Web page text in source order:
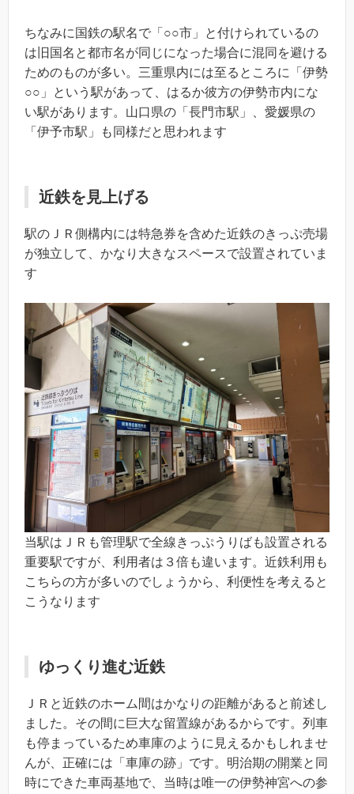
ちなみに国鉄の駅名で「○○市」と付けられているの
は旧国名と都市名が同じになった場合に混同を避ける
ためのものが多い。三重県内には至るところに「伊勢
○○」という駅があって、はるか彼方の伊勢市内にな
い駅があります。山口県の「長門市駅」、愛媛県の
「伊予市駅」も同様だと思われます
近鉄を見上げる
駅のＪＲ側構内には特急券を含めた近鉄のきっぷ売場
が独立して、かなり大きなスペースで設置されていま
す
当駅はＪＲも管理駅で全線きっぷうりばも設置される
重要駅ですが、利用者は３倍も違います。近鉄利用も
こちらの方が多いのでしょうから、利便性を考えると
こうなります
ゆっくり進む近鉄
ＪＲと近鉄のホーム間はかなりの距離があると前述し
ました。その間に巨大な留置線があるからです。列車
も停まっているため車庫のように見えるかもしれませ
んが、正確には「車庫の跡」です。明治期の開業と同
時にできた車両基地で、当時は唯一の伊勢神宮への参